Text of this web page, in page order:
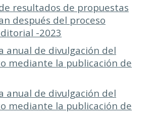
resultados de propuestas
después del proceso
al -2023
anual de divulgación del
mediante la publicación de
anual de divulgación del
mediante la publicación de